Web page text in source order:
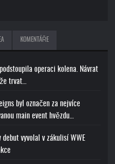
KOMENTÁŘE
operaci kolena. Návrat
trvat…
byl označen za nejvíce
main event hvězdu…
debut vyvolal v zákulisí WWE